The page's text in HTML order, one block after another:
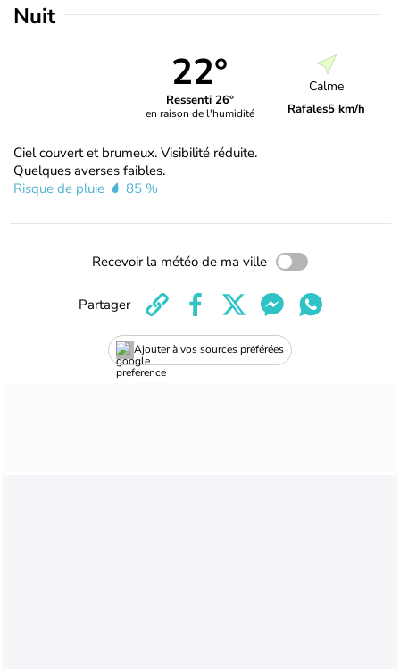
Nuit
22°
Ressenti 26°
en raison de l'humidité
Calme
Rafales5 km/h
Ciel couvert et brumeux. Visibilité réduite.
Quelques averses faibles.
Risque de pluie
85 %
Recevoir la météo de ma ville
Ajouter à vos sources préférées
Partager